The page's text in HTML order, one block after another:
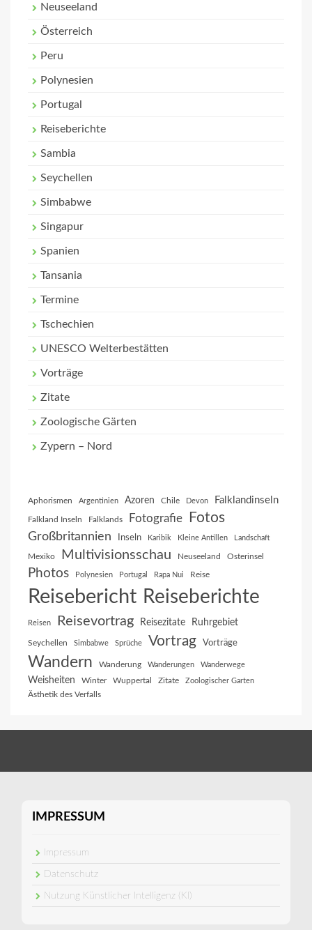
Neuseeland
Österreich
Peru
Polynesien
Portugal
Reiseberichte
Sambia
Seychellen
Simbabwe
Singapur
Spanien
Tansania
Termine
Tschechien
UNESCO Welterbestätten
Vorträge
Zitate
Zoologische Gärten
Zypern – Nord
Aphorismen Argentinien Azoren Chile Devon Falklandinseln
Falkland Inseln Falklands Fotografie Fotos
Großbritannien Inseln Karibik Kleine Antillen Landschaft
Mexiko Multivisionsschau Neuseeland Osterinsel
Photos Polynesien Portugal Rapa Nui Reise
Reisebericht Reiseberichte
Reisen Reisevortrag Reisezitate Ruhrgebiet
Seychellen Simbabwe Sprüche Vortrag Vorträge
Wandern Wanderung Wanderungen Wanderwege
Weisheiten Winter Wuppertal Zitate Zoologischer Garten
Ästhetik des Verfalls
IMPRESSUM
Impressum
Datenschutz
Nutzung Künstlicher Intelligenz (KI)